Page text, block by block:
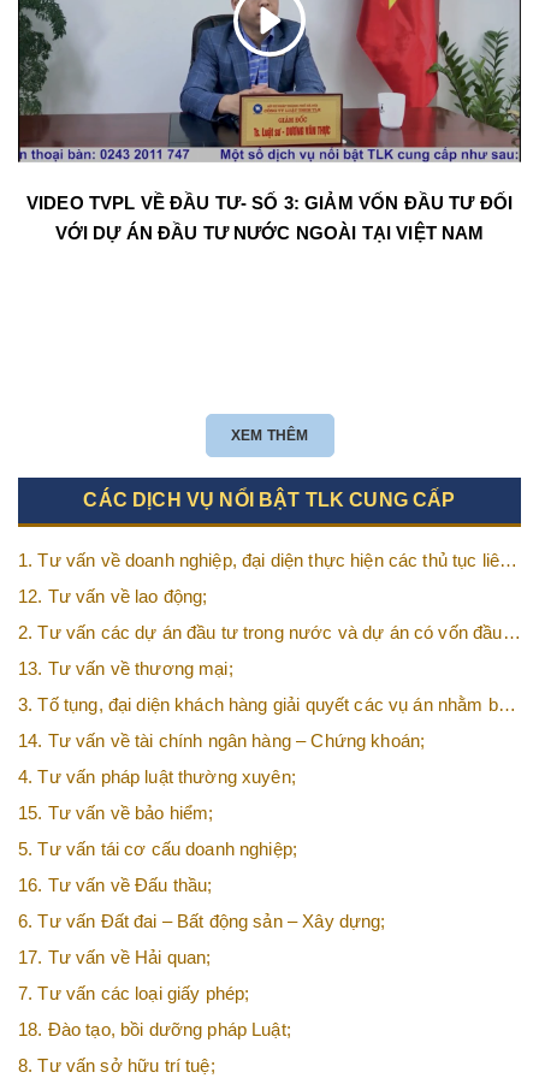
VIDEO TVPL VỀ ĐẦU TƯ- SỐ 3: GIẢM VỐN ĐẦU TƯ ĐỐI
VỚI DỰ ÁN ĐẦU TƯ NƯỚC NGOÀI TẠI VIỆT NAM
XEM THÊM
CÁC DỊCH VỤ NỔI BẬT TLK CUNG CẤP
1. Tư vấn về doanh nghiệp, đại diện thực hiện các thủ tục liên
quan tới doanh nghiệp;
12. Tư vấn về lao động;
2. Tư vấn các dự án đầu tư trong nước và dự án có vốn đầu
tư nước ngoài (FDI);
13. Tư vấn về thương mại;
3. Tố tụng, đại diện khách hàng giải quyết các vụ án nhằm bảo
vệ tối đa các quyền và lợi ích của khách hàng;
14. Tư vấn về tài chính ngân hàng – Chứng khoán;
4. Tư vấn pháp luật thường xuyên;
15. Tư vấn về bảo hiểm;
5. Tư vấn tái cơ cấu doanh nghiệp;
16. Tư vấn về Đấu thầu;
6. Tư vấn Đất đai – Bất động sản – Xây dựng;
17. Tư vấn về Hải quan;
7. Tư vấn các loại giấy phép;
18. Đào tạo, bồi dưỡng pháp Luật;
8. Tư vấn sở hữu trí tuệ;